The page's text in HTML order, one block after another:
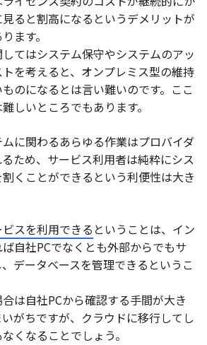
ると割高になるというデメリットが
ます。
てはシステム保守やシステムのアッ
を考えると、オンプレミス型の維持
のになるとは言い難いのです。ここ
しいところでもあります。
に関わるあらゆる作業はプロバイダ
ため、サービス利用者は純粋にシス
くことができるという利便性は大き
スを利用できる ということは、イン
自社PCでなくとも外部からでもサ
データベースを管理できるというこ
は自社PCから確認する手間が大き
がちですが、クラウドに移行してし
くなることでしょう。